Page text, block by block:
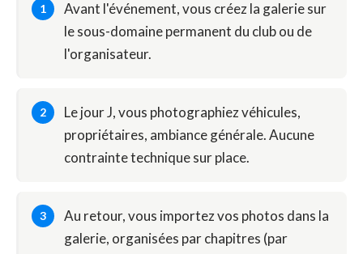
Avant l'événement, vous créez la galerie sur
le sous-domaine permanent du club ou de
l'organisateur.
Le jour J, vous photographiez véhicules,
propriétaires, ambiance générale. Aucune
contrainte technique sur place.
Au retour, vous importez vos photos dans la
galerie, organisées par chapitres (par